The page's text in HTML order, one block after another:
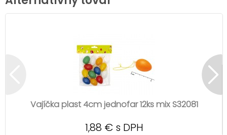
Vajíčka plast 4cm jednofar 12ks mix S32081
1,88 € s DPH